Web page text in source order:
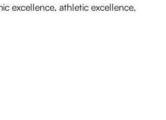
excellence, athletic excellence,